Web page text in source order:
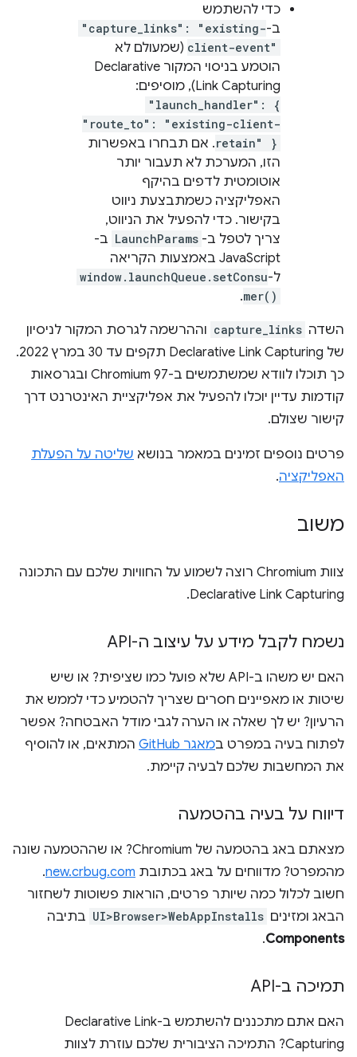
כדי להשתמש
ב-"capture_links": "existing-
client-event" (שמעולם לא
הוטמע בניסוי המקור Declarative
Link Capturing), מוסיפים:
"launch_handler": {
"route_to": "existing-client-
retain" }. אם תבחרו באפשרות
הזו, המערכת לא תעבור יותר
אוטומטית לדפים בהיקף
האפליקציה כשמתבצעת ניווט
בקישור. כדי להפעיל את הניווט,
צריך לטפל ב- LaunchParams ב-
JavaScript באמצעות הקריאה
ל-window.launchQueue.setConsu
mer()
.
השדה capture_links וההרשמה לגרסת המקור לניסיון
של Declarative Link Capturing תקפים עד 30 במרץ 2022.
כך תוכלו לוודא שמשתמשים ב-Chromium 97 ובגרסאות
קודמות עדיין יוכלו להפעיל את אפליקציית האינטרנט דרך
קישור שצולם.
פרטים נוספים זמינים במאמר בנושא שליטה על הפעלת
האפליקציה.
משוב
צוות Chromium רוצה לשמוע על החוויות שלכם עם התכונה
Declarative Link Capturing.
נשמח לקבל מידע על עיצוב ה-API
האם יש משהו ב-API שלא פועל כמו שציפית? או שיש
שיטות או מאפיינים חסרים שצריך להטמיע כדי לממש את
הרעיון? יש לך שאלה או הערה לגבי מודל האבטחה? אפשר
לפתוח בעיה במפרט במאגר GitHub
המתאים, או להוסיף
את המחשבות שלכם לבעיה קיימת.
דיווח על בעיה בהטמעה
מצאתם באג בהטמעה של Chromium? או שההטמעה שונה
מהמפרט? מדווחים על באג בכתובת new.crbug.com
.
חשוב לכלול כמה שיותר פרטים, הוראות פשוטות לשחזור
הבאג ומזינים UI>Browser>WebAppInstalls בתיבה
Components
.
תמיכה ב-API
האם אתם מתכננים להשתמש ב-Declarative Link
Capturing? התמיכה הציבורית שלכם עוזרת לצוות